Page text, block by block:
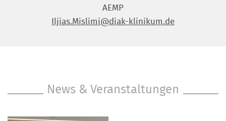
AEMP
Iljias.Mislimi@diak-klinikum.de
News & Veranstaltungen